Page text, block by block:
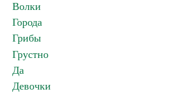
Волки
Города
Грибы
Грустно
Да
Девочки